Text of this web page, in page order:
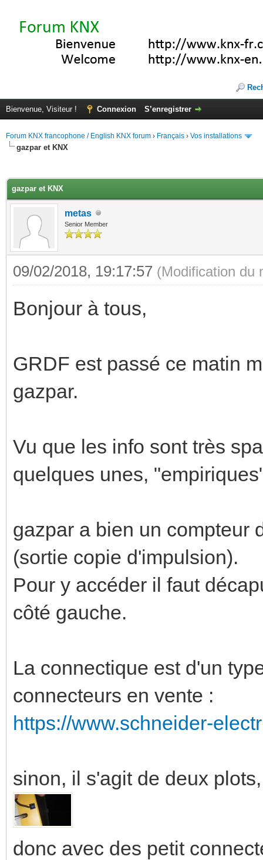
Bienvenue, Visiteur ! Connexion S’enregistrer
Forum KNX francophone / English KNX forum › Français › Vos installations
gazpar et KNX
gazpar et KNX
metas
Senior Member
09/02/2018, 19:17:57 (Modification du
Bonjour à tous,
GRDF est passé ce matin
gazpar.
Vu que les info sont très
quelques unes,
gazpar a bien un compteur
(sortie copie d'impulsion).
Pour y accéder il faut
côté gauche.
La connectique est d'un
connecteurs en vente :
https://www.schneider-
sinon, il s'agit de deux
donc avec des petit